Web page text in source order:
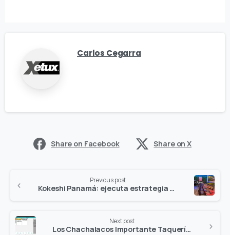
Carlos Cegarra
Share on Facebook Share on X
Previous post
Kokeshi Panamá: ejecuta estrategia en línea mejorando su rentabilidad y su servicio.
Next post
Los Chachalacos Importante Taquería en Cancún, Q.R, Digitaliza su operación con (KDS)